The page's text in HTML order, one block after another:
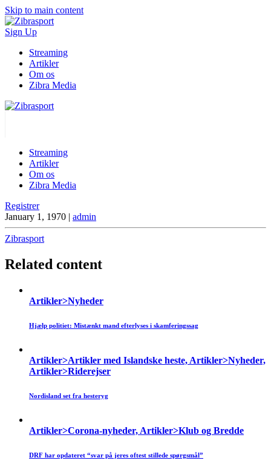
Skip to main content
Sign Up
Streaming
Artikler
Om os
Zibra Media
Streaming
Artikler
Om os
Zibra Media
Registrer
January 1, 1970 | admin
Zibrasport
Related content
Artikler>Nyheder
Hjælp politiet: Mistænkt mand efterlyses i skamferingssag
Artikler>Artikler med Islandske heste, Artikler>Nyheder,
Artikler>Riderejser
Nordisland set fra hesteryg
Artikler>Corona-nyheder, Artikler>Klub og Bredde
DRF har opdateret “svar på jeres oftest stillede spørgsmål”